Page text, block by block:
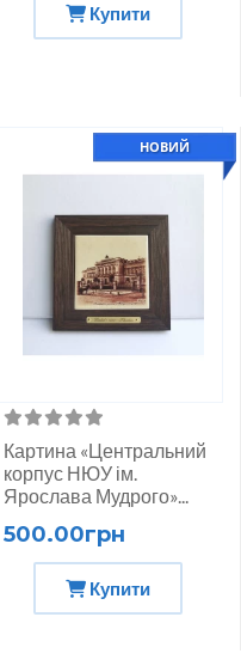
Купити
Картина «Центральний
корпус НЮУ ім.
Ярослава Мудрого»...
НОВИЙ
500.00грн
Купити